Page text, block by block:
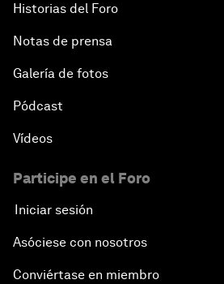
Historias del Foro
Notas de prensa
Galería de fotos
Pódcast
Vídeos
Participe en el Foro
Iniciar sesión
Asóciese con nosotros
Conviértase en miembro